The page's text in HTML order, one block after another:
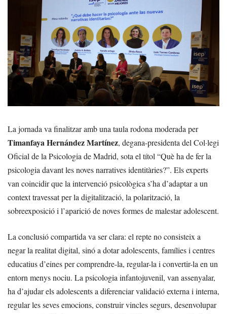
La jornada va finalitzar amb una taula rodona moderada per
Timanfaya Hernández Martínez, degana-presidenta del Col·legi
Oficial de la Psicologia de Madrid, sota el títol “Què ha de fer la
psicologia davant les noves narratives identitàries?”. Els experts
van coincidir que la intervenció psicològica s’ha d’adaptar a un
context travessat per la digitalització, la polarització, la
sobreexposició i l’aparició de noves formes de malestar adolescent.
La conclusió compartida va ser clara: el repte no consisteix a
negar la realitat digital, sinó a dotar adolescents, famílies i centres
educatius d’eines per comprendre-la, regular-la i convertir-la en un
entorn menys nociu. La psicologia infantojuvenil, van assenyalar,
ha d’ajudar els adolescents a diferenciar validació externa i interna,
regular les seves emocions, construir vincles segurs, desenvolupar